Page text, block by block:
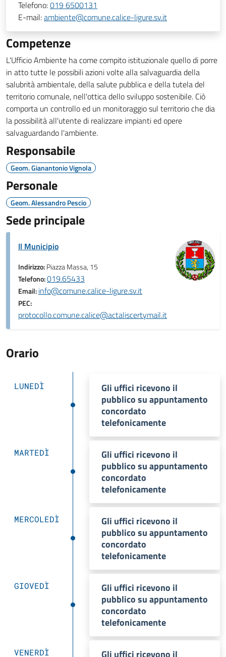
Telefono:019 6500131
E-mail:ambiente@comune.calice-ligure.sv.it
Competenze
L'Ufficio Ambiente ha come compito istituzionale quello di porre
in atto tutte le possibili azioni volte alla salvaguardia della
salubrità ambientale, della salute pubblica e della tutela del
territorio comunale, nell'ottica dello sviluppo sostenibile. Ciò
comporta un controllo ed un monitoraggio sul territorio che dia
la possibilità all'utente di realizzare impianti ed opere
salvaguardando l'ambiente.
Responsabile
Geom. Gianantonio Vignola
Personale
Geom. Alessandro Pescio
Sede principale
Il Municipio
Indirizzo:Piazza Massa, 15
Telefono:019.65433
Email:info@comune.calice-ligure.sv.it
PEC:
protocollo.comune.calice@actaliscertymail.it
Orario
LUNEDÌ
Gli uffici ricevono il
pubblico su appuntamento
concordato
telefonicamente
MARTEDÌ
Gli uffici ricevono il
pubblico su appuntamento
concordato
telefonicamente
MERCOLEDÌ
Gli uffici ricevono il
pubblico su appuntamento
concordato
telefonicamente
GIOVEDÌ
Gli uffici ricevono il
pubblico su appuntamento
concordato
telefonicamente
VENERDÌ Gli uffici ricevono il